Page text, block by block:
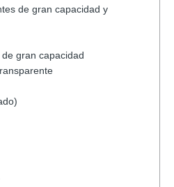
de gran capacidad y
gran capacidad